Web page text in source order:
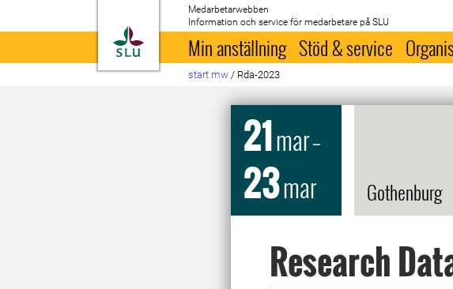
Till startsida
Medarbetarwebben
Information och service för medarbetare på SLU
Min anställning Stöd & service
start mw / Rda-2023
21mar–
23mar Gothenburg
Research